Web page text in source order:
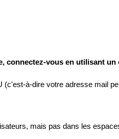
connectez-vous en utilisant
à-dire votre adresse mail
mais pas dans les